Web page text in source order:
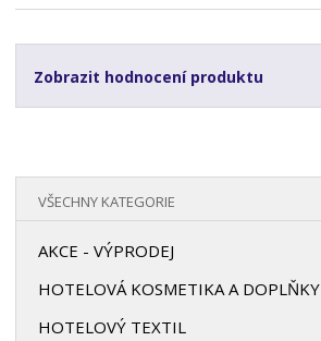
Zobrazit hodnocení produktu
VŠECHNY KATEGORIE
AKCE - VÝPRODEJ
HOTELOVÁ KOSMETIKA A DOPLŇKY
HOTELOVÝ TEXTIL